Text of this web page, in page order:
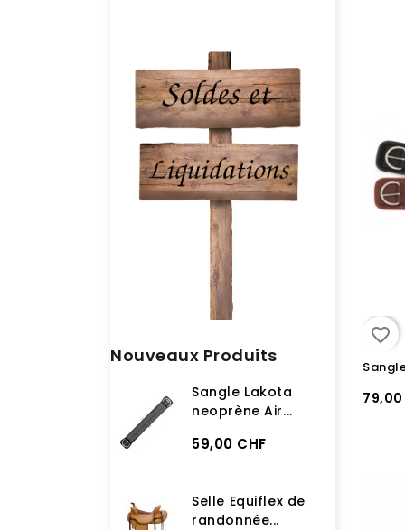
Nouveaux Produits
Sangle Lakota
neoprène Air...
59,00 CHF
Selle Equiflex de
randonnée...
tous
favorite_border
79,00